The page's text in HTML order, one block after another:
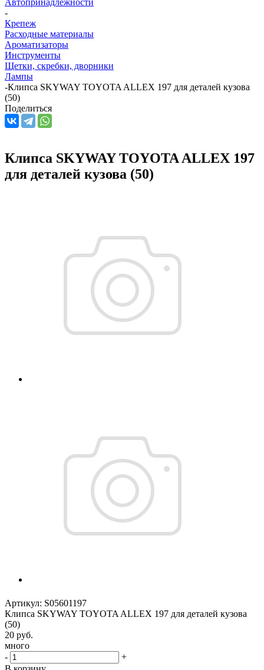
-
Крепеж
Расходные материалы
Ароматизаторы
Инструменты
Щетки, скребки, дворники
Лампы
-Клипса SKYWAY TOYOTA ALLEX 197 для деталей кузова
(50)
Поделиться
Клипса SKYWAY TOYOTA ALLEX 197
для деталей кузова (50)
Артикул: S05601197
Клипса SKYWAY TOYOTA ALLEX 197 для деталей кузова
(50)
20 руб.
много
-
+